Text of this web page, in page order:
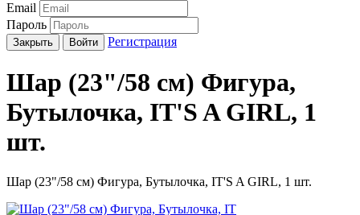
Email
Пароль
Закрыть Войти Регистрация
Шар (23"/58 см) Фигура,
Бутылочка, IT'S A GIRL, 1
шт.
Шар (23"/58 см) Фигура, Бутылочка, IT'S A GIRL, 1 шт.